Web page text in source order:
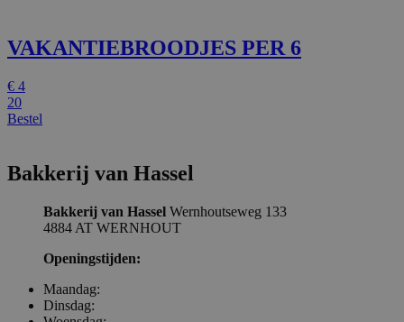
VAKANTIEBROODJES PER 6
€ 4
20
Bestel
Bakkerij van Hassel
Bakkerij van Hassel Wernhoutseweg 133
4884 AT WERNHOUT
Openingstijden:
Maandag:
Dinsdag: